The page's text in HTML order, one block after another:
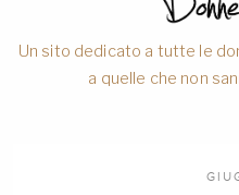
Un sito dedicato a tutte le
a quelle che non